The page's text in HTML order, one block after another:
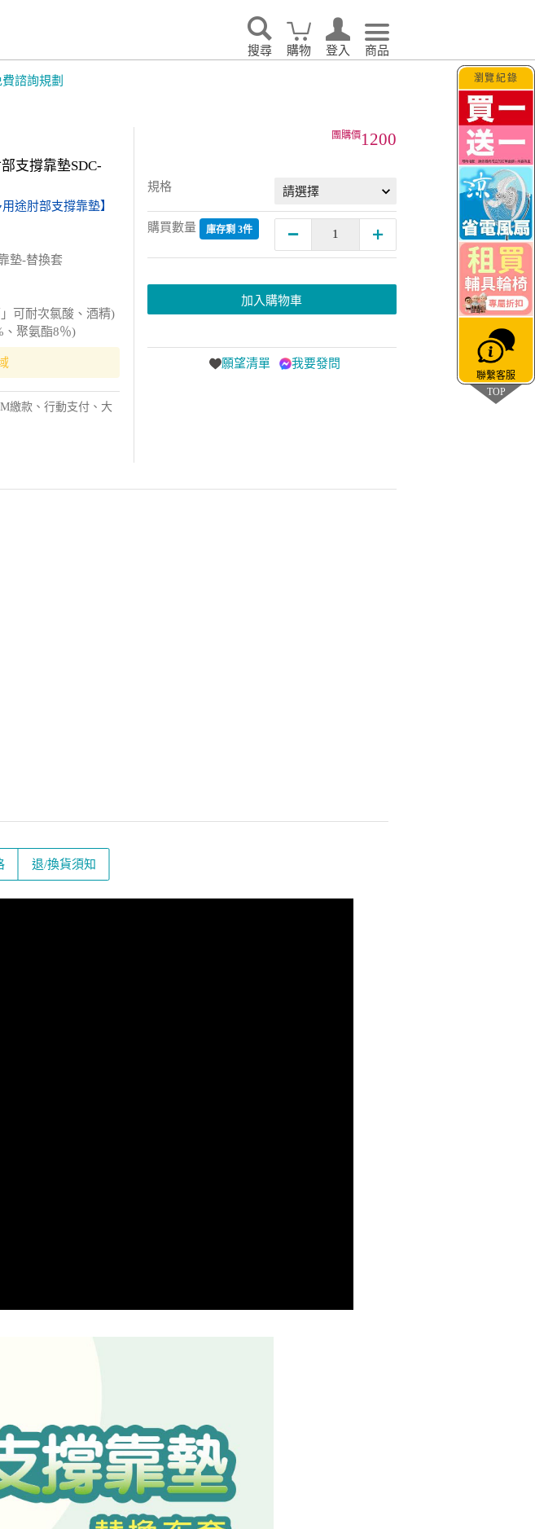
搜尋 購物 登入 商品
諮詢規劃
支撐靠墊SDC-
途肘部支撐靠墊】
墊-替換套
可耐次氯酸、酒精)
、聚氨酯8％)
繳款、行動支付、大
1200
規格
購買數量 庫存剩 3件
加入購物車
願望清單 我要發問
退/換貨須知
瀏覽紀錄
聯繫客服
TOP